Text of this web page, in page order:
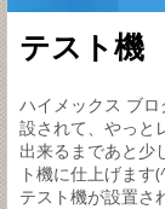
テスト機
ハイメックス ブ
設されて、やっと
出来るまであと少
ト機に仕上げます
テスト機が設置さ